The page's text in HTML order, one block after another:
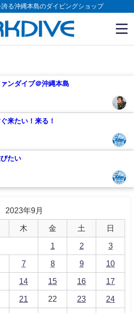
誇る沖縄本島のダイビングショップ
ァンダイブ＠沖縄本島
来たい！来る！
たい
2023年9月
木 金 土 日
1 2 3
7 8 9 10
14 15 16 17
21 22 23 24